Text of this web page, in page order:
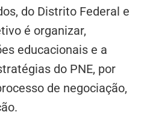
do Distrito Federal e
é organizar,
educacionais e a
do PNE, por
de negociação,